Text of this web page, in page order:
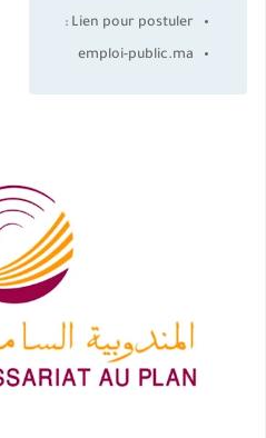
Lien pour postuler :
emploi-public.ma